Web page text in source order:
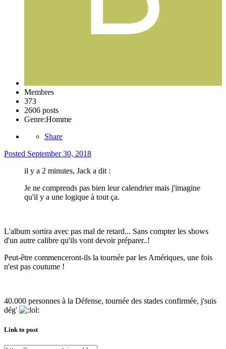
Membres
373
2606 posts
Genre:Homme
Share
Posted September 30, 2018
il y a 2 minutes, Jack a dit :
Je ne comprends pas bien leur calendrier mais j'imagine
qu'il y a une logique à tout ça.
L'album sortira avec pas mal de retard... Sans compter les shows
d'un autre calibre qu'ils vont devoir préparer..!
Peut-être commenceront-ils la tournée par les Amériques, une fois
n'est pas coutume !
40.000 personnes à la Défense, tournée des stades confirmée, j'suis
dég'
Link to post